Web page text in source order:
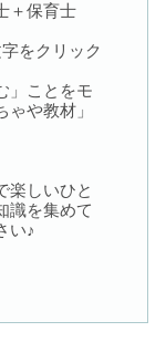
＋保育士
をクリック
」ことをモ
や教材」
楽しいひと
識を集めて
い♪